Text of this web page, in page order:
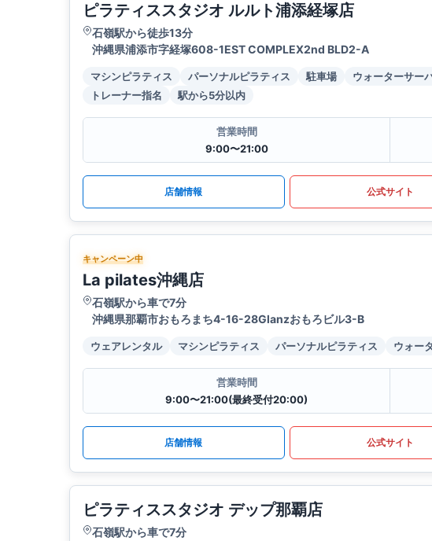
ピラティススタジオ ルルト浦添経塚店
石嶺駅から徒歩13分
沖縄県浦添市字経塚608-1EST COMPLEX2nd BLD2-A
マシンピラティス パーソナルピラティス 駐車場
ウォーターサー
トレーナー指名
駅から5分以内
営業時間
9:00〜21:00
店舗情報 公式サイト
キャンペーン中
La pilates沖縄店
石嶺駅から車で7分
沖縄県那覇市おもろまち4-16-28Glanzおもろビル3-B
ウェアレンタル マシンピラティス パーソナルピラティス ウォー
営業時間
9:00〜21:00(最終受付20:00)
店舗情報 公式サイト
ピラティススタジオ デップ那覇店
石嶺駅から車で7分